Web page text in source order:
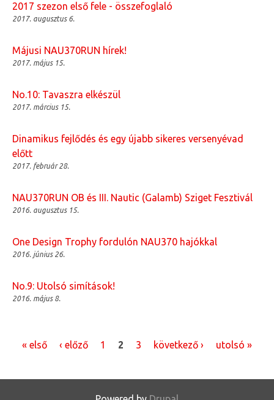
2017 szezon első fele - összefoglaló
2017. augusztus 6.
Májusi NAU370RUN hírek!
2017. május 15.
No.10: Tavaszra elkészül
2017. március 15.
Dinamikus fejlődés és egy újabb sikeres versenyévad
előtt
2017. február 28.
NAU370RUN OB és III. Nautic (Galamb) Sziget Fesztivál
2016. augusztus 15.
One Design Trophy fordulón NAU370 hajókkal
2016. június 26.
No.9: Utolsó simítások!
2016. május 8.
« első ‹ előző 1 2 3 következő › utolsó »